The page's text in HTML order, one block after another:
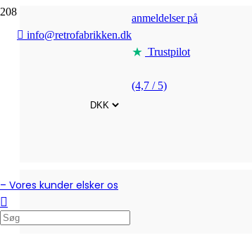
info@retrofabrikken.dk
anmeldelser på
Trustpilot
(4,7 / 5)
– Vores kunder elsker os